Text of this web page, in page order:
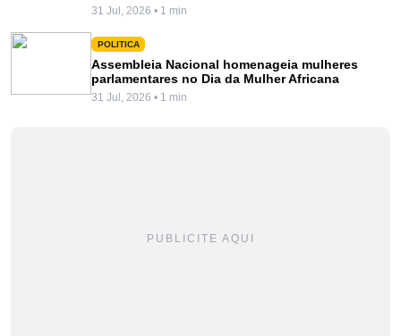
31 Jul, 2026 • 1 min
POLITICA
Assembleia Nacional homenageia mulheres
parlamentares no Dia da Mulher Africana
31 Jul, 2026 • 1 min
PUBLICITE AQUI